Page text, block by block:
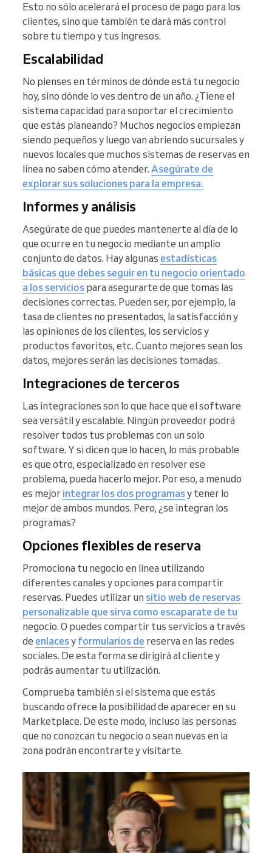
Esto no sólo acelerará el proceso de pago para los
clientes, sino que también te dará más control
sobre tu tiempo y tus ingresos.
Escalabilidad
No pienses en términos de dónde está tu negocio
hoy, sino dónde lo ves dentro de un año. ¿Tiene el
sistema capacidad para soportar el crecimiento
que estás planeando? Muchos negocios empiezan
siendo pequeños y luego van abriendo sucursales y
nuevos locales que muchos sistemas de reservas en
línea no saben cómo atender. Asegúrate de
explorar sus soluciones para la empresa.
Informes y análisis
Asegúrate de que puedes mantenerte al día de lo
que ocurre en tu negocio mediante un amplio
conjunto de datos. Hay algunas estadísticas
básicas que debes seguir en tu negocio orientado
a los servicios para asegurarte de que tomas las
decisiones correctas. Pueden ser, por ejemplo, la
tasa de clientes no presentados, la satisfacción y
las opiniones de los clientes, los servicios y
productos favoritos, etc. Cuanto mejores sean los
datos, mejores serán las decisiones tomadas.
Integraciones de terceros
Las integraciones son lo que hace que el software
sea versátil y escalable. Ningún proveedor podrá
resolver todos tus problemas con un solo
software. Y si dicen que lo hacen, lo más probable
es que otro, especializado en resolver ese
problema, pueda hacerlo mejor. Por eso, a menudo
es mejor integrar los dos programasy tener lo
mejor de ambos mundos. Pero, ¿se integran los
programas?
Opciones flexibles de reserva
Promociona tu negocio en línea utilizando
diferentes canales y opciones para compartir
reservas. Puedes utilizar un sitio web de reservas
personalizable que sirva como escaparate de tu
negocio. O puedes compartir tus servicios a través
de enlacesy formularios de reserva en las redes
sociales. De esta forma se dirigirá al cliente y
podrás aumentar tu utilización.
Comprueba también si el sistema que estás
buscando ofrece la posibilidad de aparecer en su
Marketplace. De este modo, incluso las personas
que no conozcan tu negocio o sean nuevas en la
zona podrán encontrarte y visitarte.